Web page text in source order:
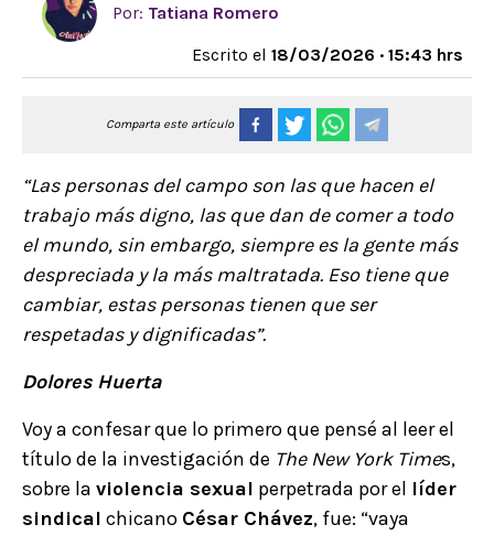
Por: Tatiana Romero
Escrito el 18/03/2026 · 15:43 hrs
Comparta este artículo
“Las personas del campo son las que hacen el
trabajo más digno, las que dan de comer a todo
el mundo, sin embargo, siempre es la gente más
despreciada y la más maltratada. Eso tiene que
cambiar, estas personas tienen que ser
respetadas y dignificadas”.
Dolores Huerta
Voy a confesar que lo primero que pensé al leer el
título de la investigación de The New York Times,
sobre la violencia sexual perpetrada por el líder
sindical chicano César Chávez, fue: “vaya